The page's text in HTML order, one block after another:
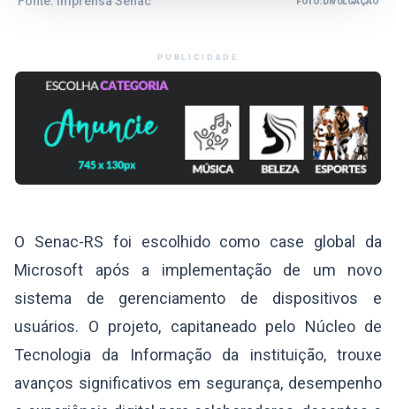
PUBLICIDADE
O Senac-RS foi escolhido como case global da
Microsoft após a implementação de um novo
sistema de gerenciamento de dispositivos e
usuários. O projeto, capitaneado pelo Núcleo de
Tecnologia da Informação da instituição, trouxe
avanços significativos em segurança, desempenho